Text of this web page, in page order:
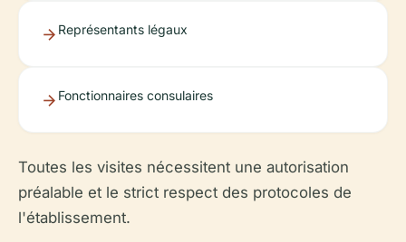
Représentants légaux
Fonctionnaires consulaires
Toutes les visites nécessitent une autorisation
préalable et le strict respect des protocoles de
l'établissement.